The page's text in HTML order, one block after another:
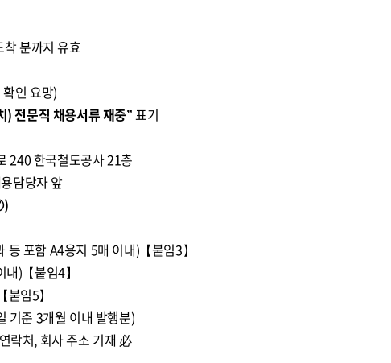
착 분까지 유효
인 요망)
) 전문직 채용서류 재중”표기
240 한국철도공사 21층
담당자 앞
포함 A4용지 5매 이내)【붙임3】
)【붙임4】
임5】
기준 3개월 이내 발행분)
락처, 회사 주소 기재 必